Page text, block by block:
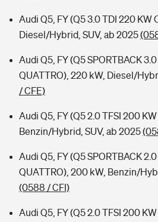
Audi Q5, FY (Q5 3.0 TDI 220 KW
Diesel/Hybrid, SUV, ab 2025
Audi Q5, FY (Q5 SPORTBACK
QUATTRO), 220 kW, Diesel/
/ CFE)
Audi Q5, FY (Q5 2.0 TFSI 200
Benzin/Hybrid, SUV, ab 2025
Audi Q5, FY (Q5 SPORTBACK
QUATTRO), 200 kW, Benzin/
(0588 / CFI)
Audi Q5, FY (Q5 2.0 TFSI 200